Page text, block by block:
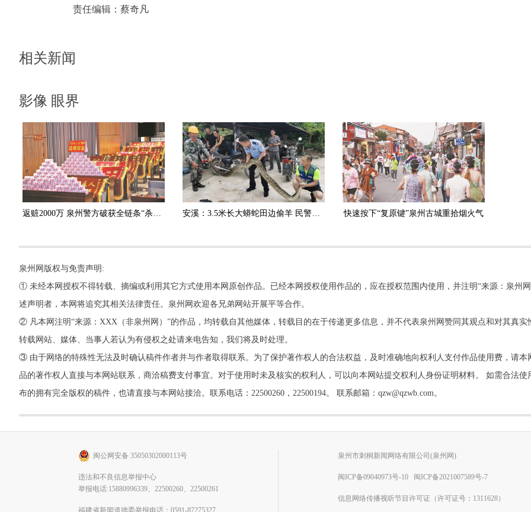
责任编辑： 蔡奇凡
相关新闻
影像 眼界
快速按下“复原键”泉州古城重拾烟火气
泉州网版权与免责声明:
① 未经本网授权不得转载、摘编或利用其它方式使用本网原创作品。已经本网授权使用作品的，应在授权范围内使用，并注明“来源：泉州
述声明者，本网将追究其相关法律责任。泉州网欢迎各兄弟网站开展平等合作。
② 凡本网注明“来源：XXX（非泉州网）”的作品，均转载自其他媒体，转载目的在于传递更多信息，并不代表泉州网赞同其观点和对其真实
转载网站、媒体、当事人若认为有侵权之处请来电告知，我们将及时处理。
③ 由于网络的特殊性无法及时确认稿件作者并与作者取得联系。为了保护著作权人的合法权益，及时准确地向权利人支付作品使用费，请本
品的著作权人直接与本网站联系，商洽稿费支付事宜。对于使用时未及核实的权利人，可以向本网站提交权利人身份证明材料。 如需合法使
布的拥有完全版权的稿件，也请直接与本网站接洽。联系电话：22500260，22500194。 联系邮箱：qzw@qzwb.com。
闽公网安备 35050302000113号
违法和不良信息举报中心
举报电话:15880996339、22500260、22500261
福建省新闻道德委举报电话：0591-87275327
泉州市刺桐新闻网络有限公司(泉州网)
闽ICP备09040973号-10 闽ICP备2021007589号-7
信息网络传播视听节目许可证（许可证号：1311628）